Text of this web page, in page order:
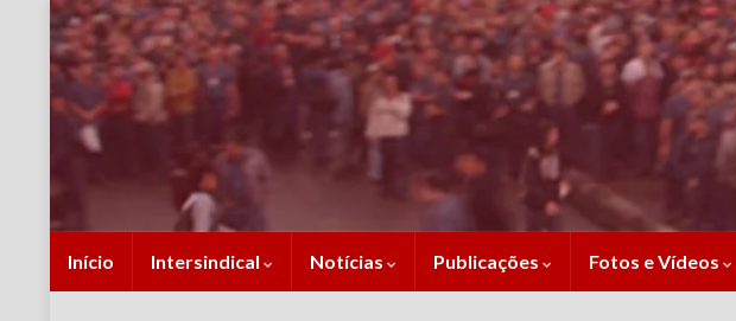
Início Intersindical Notícias Publicações Fotos e Vídeos